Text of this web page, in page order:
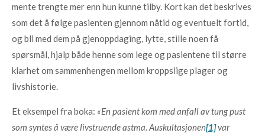
mente trengte mer enn hun kunne tilby. Kort kan det beskrives
som det å følge pasienten gjennom nåtid og eventuelt fortid,
og bli med dem på gjenoppdaging, lytte, stille noen få
spørsmål, hjalp både henne som lege og pasientene til større
klarhet om sammenhengen mellom kroppslige plager og
livshistorie.
Et eksempel fra boka: «En pasient kom med anfall av tung pust
som syntes å være livstruende astma. Auskultasjonen[1]var